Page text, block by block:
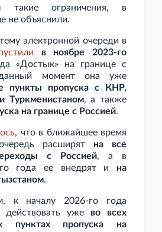
такие ограничения, в
не объяснили.
электронной очереди в
в ноябре 2023-го
«Достык» на границе с
момент она уже
пункты пропуска с КНР,
Туркменистаном, а также
на границе с Россией.
, что в ближайшее время
расширят на все
с Россией, а в
го года ее внедрят и на
.
к началу 2026-го года
действовать уже во всех
пунктах пропуска на